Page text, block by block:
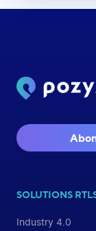
SOLUTIONS
Industry 4.0